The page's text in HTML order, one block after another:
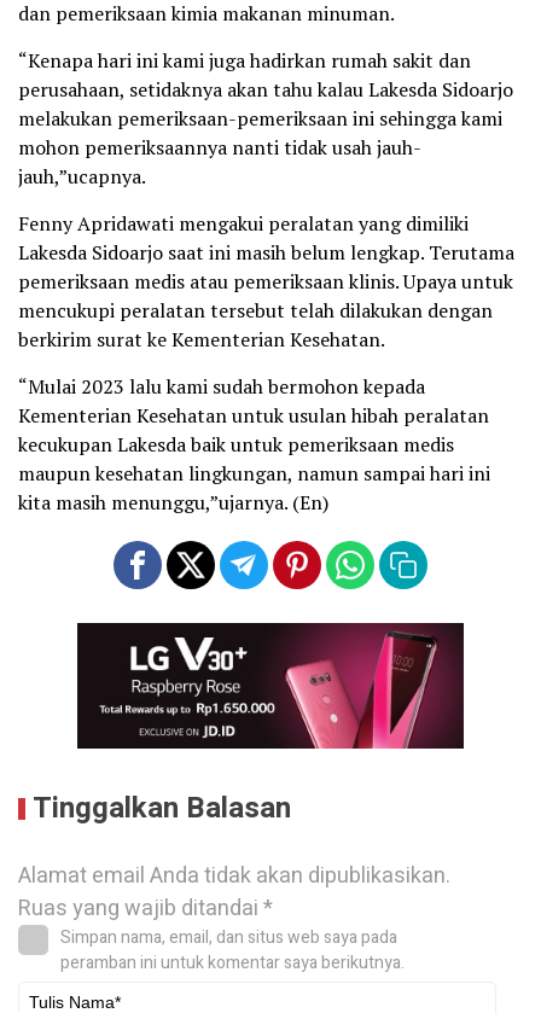
dan pemeriksaan kimia makanan minuman.
“Kenapa hari ini kami juga hadirkan rumah sakit dan
perusahaan, setidaknya akan tahu kalau Lakesda Sidoarjo
melakukan pemeriksaan-pemeriksaan ini sehingga kami
mohon pemeriksaannya nanti tidak usah jauh-
jauh,”ucapnya.
Fenny Apridawati mengakui peralatan yang dimiliki
Lakesda Sidoarjo saat ini masih belum lengkap. Terutama
pemeriksaan medis atau pemeriksaan klinis. Upaya untuk
mencukupi peralatan tersebut telah dilakukan dengan
berkirim surat ke Kementerian Kesehatan.
“Mulai 2023 lalu kami sudah bermohon kepada
Kementerian Kesehatan untuk usulan hibah peralatan
kecukupan Lakesda baik untuk pemeriksaan medis
maupun kesehatan lingkungan, namun sampai hari ini
kita masih menunggu,”ujarnya. (En)
Tinggalkan Balasan
Alamat email Anda tidak akan dipublikasikan.
Ruas yang wajib ditandai*
Simpan nama, email, dan situs web saya pada
peramban ini untuk komentar saya berikutnya.